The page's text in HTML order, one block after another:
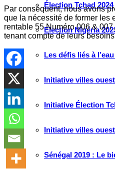
Élection Tchad 2024
Election Nigéria
Les défis liés à
Initiative villes
Initiative Élection
Initiative villes
Sénégal 2019 : Le
Par conséquent, nous avons
que la nécessité de former les
rentable 55 Numéro 006 &
tenant compte de leurs